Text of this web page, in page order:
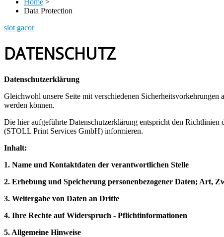
Home >
Data Protection
slot gacor
DATENSCHUTZ
Datenschutzerklärung
Gleichwohl unsere Seite mit verschiedenen
werden können.
Die hier aufgeführte Datenschutzerklärung entspricht den
(STOLL Print Services GmbH) informieren.
Inhalt:
1. Name und Kontaktdaten der verantwortlichen Stelle
2. Erhebung und Speicherung personenbezogener Daten; Art,
3. Weitergabe von Daten an Dritte
4. Ihre Rechte auf Widerspruch - Pflichtinformationen
5. Allgemeine Hinweise